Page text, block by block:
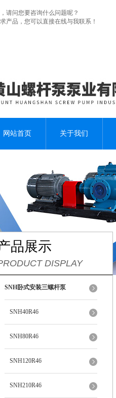
请问您要咨询什么问题呢？
产品，您可以直接在线与我联系！
网站首页 关于我们
品展示
DISPLAY
SNH卧式安装三螺杆泵
SNH40R46
SNH80R46
SNH120R46
SNH210R46